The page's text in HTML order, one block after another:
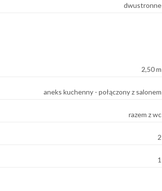
dwustronne
2,50 m
aneks kuchenny - połączony z salonem
razem z wc
2
1